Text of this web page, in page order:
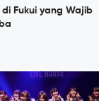
di Fukui yang Wajib